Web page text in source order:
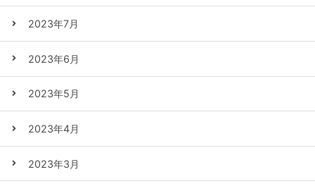
2023年7月
2023年6月
2023年5月
2023年4月
2023年3月